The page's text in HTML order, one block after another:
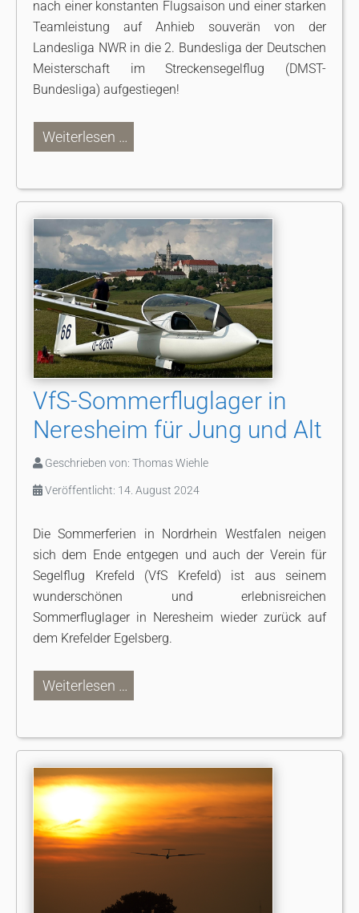
nach einer konstanten Flugsaison und einer starken
Teamleistung auf Anhieb souverän von der
Landesliga NWR in die 2. Bundesliga der Deutschen
Meisterschaft im Streckensegelflug (DMST-
Bundesliga) aufgestiegen!
Weiterlesen …
VfS-Sommerfluglager in
Neresheim für Jung und Alt
Geschrieben von: Thomas Wiehle
Veröffentlicht: 14. August 2024
Die Sommerferien in Nordrhein Westfalen neigen
sich dem Ende entgegen und auch der Verein für
Segelflug Krefeld (VfS Krefeld) ist aus seinem
wunderschönen und erlebnisreichen
Sommerfluglager in Neresheim wieder zurück auf
dem Krefelder Egelsberg.
Weiterlesen …